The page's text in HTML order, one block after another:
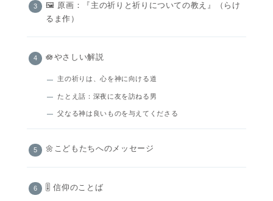
🖼️ 原画：『主の祈りと祈りについての教え』（らけ
るま作）
🪷やさしい解説
主の祈りは、心を神に向ける道
たとえ話：深夜に友を訪ねる男
父なる神は良いものを与えてくださる
🌼こどもたちへのメッセージ
🎚️ 信仰のことば